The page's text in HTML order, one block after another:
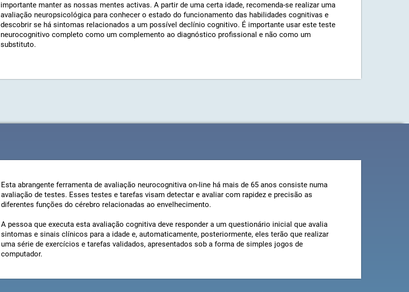
importante manter as nossas mentes activas. A partir de uma certa idade, recomenda-se realizar uma
avaliação neuropsicológica para conhecer o estado do funcionamento das habilidades cognitivas e
descobrir se há sintomas relacionados a um possível declínio cognitivo. É importante usar este teste
neurocognitivo completo como um complemento ao diagnóstico profissional e não como um
substituto.
Esta abrangente ferramenta de avaliação neurocognitiva on-line há mais de 65 anos consiste numa
avaliação de testes. Esses testes e tarefas visam detectar e avaliar com rapidez e precisão as
diferentes funções do cérebro relacionadas ao envelhecimento.
A pessoa que executa esta avaliação cognitiva deve responder a um questionário inicial que avalia
sintomas e sinais clínicos para a idade e, automaticamente, posteriormente, eles terão que realizar
uma série de exercícios e tarefas validados, apresentados sob a forma de simples jogos de
computador.